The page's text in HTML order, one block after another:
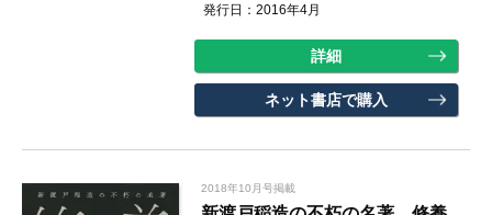
発行日：2016年4月
詳細
ネット書店で購入
2018年10月号掲載